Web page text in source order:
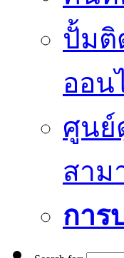
ปั้มติ
ออน
ศูน
สาม
การ